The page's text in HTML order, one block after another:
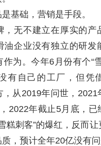
基础，营销是手段。
，无不建立在厚实的产
油企业没有独立的研发
为。今年6月份有个“
有自己的工厂，但凭
从2019年问世，2021
2022年截止5月底，已
糕刺客”的爆红，反而
，预计全年20亿没有问